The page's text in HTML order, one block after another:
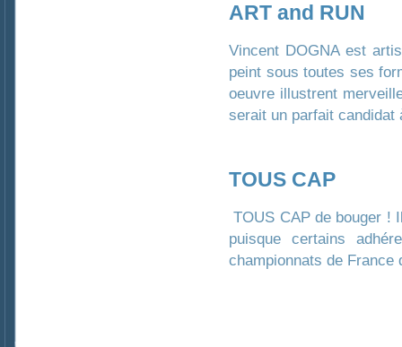
ART and RUN
Vincent DOGNA est
peint sous toutes ses
oeuvre illustrent
serait un parfait candidat
TOUS CAP
TOUS CAP de bouger !
puisque certains
championnats de France